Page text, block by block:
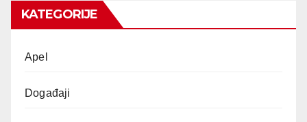
KATEGORIJE
Apel
Događaji